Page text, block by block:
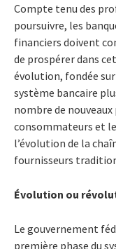
Compte tenu des
poursuivre, les
financiers doivent
de prospérer dans
évolution, fondée
système bancaire
nombre de
consommateurs et
l’évolution de la
fournisseurs
Évolution ou
Le gouvernement
première phase du